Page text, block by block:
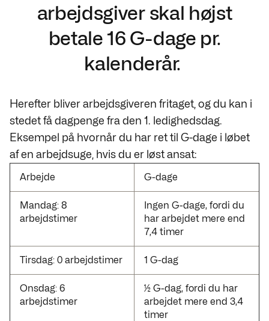
arbejdsgiver skal højst
betale 16 G-dage pr.
kalenderår.
Herefter bliver arbejdsgiveren fritaget, og du kan i
stedet få dagpenge fra den 1. ledighedsdag.
Eksempel på hvornår du har ret til G-dage i løbet
af en arbejdsuge, hvis du er løst ansat:
Arbejde G-dage
Mandag: 8
arbejdstimer
Ingen G-dage, fordi du
har arbejdet mere end
7,4 timer
Tirsdag: 0 arbejdstimer 1 G-dag
Onsdag: 6
arbejdstimer
½ G-dag, fordi du har
arbejdet mere end 3,4
timer